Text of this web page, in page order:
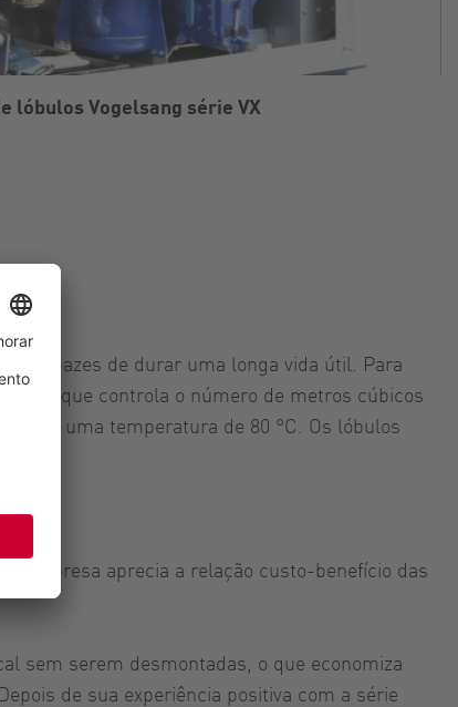
lóbulos Vogelsang série VX
capazes de durar uma longa vida útil. Para
que controla o número de metros cúbicos
até uma temperatura de 80 °C. Os lóbulos
empresa aprecia a relação custo-benefício das
sem serem desmontadas, o que economiza
de sua experiência positiva com a série